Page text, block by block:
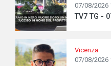
07/08/2026
TV7 TG -
Vicenza
07/08/2026